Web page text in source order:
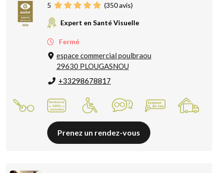
5 (350avis)
Expert en Santé Visuelle
Fermé
espace commercial poulbraou
29630 PLOUGASNOU
+33298678817
Prenez un rendez-vous